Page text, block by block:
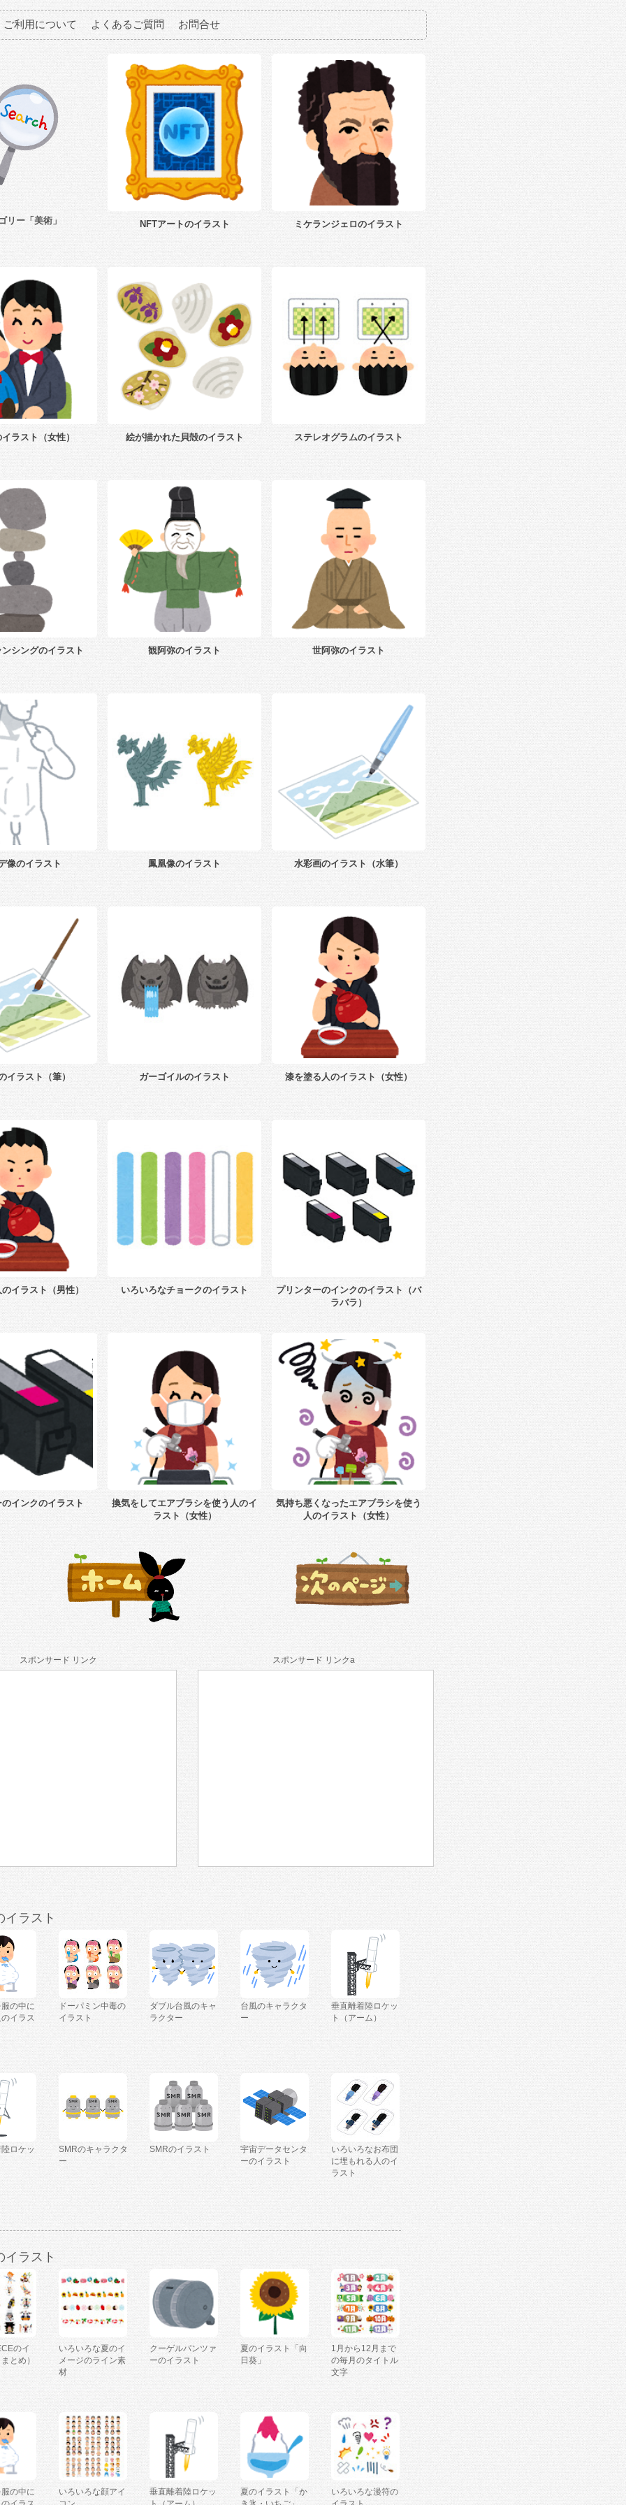
ご利用について よくあるご質問 お問合せ
リー「美術」 NFTアートのイラスト ミケランジェロのイラスト
ラスト（女性） 絵が描かれた貝殻のイラスト ステレオグラムのイラスト
シングのイラスト 観阿弥のイラスト 世阿弥のイラスト
像のイラスト 鳳凰像のイラスト 水彩画のイラスト（水筆）
イラスト（筆） ガーゴイルのイラスト 漆を塗る人のイラスト（女性）
イラスト（男性） いろいろなチョークのイラスト
プリンターのインクのイラスト（バ
ラバラ）
インクのイラスト
換気をしてエアブラシを使う人のイ
ラスト（女性）
気持ち悪くなったエアブラシを使う
人のイラスト（女性）
スポンサード リンク スポンサード リンクa
イラスト
の中に
イラス
ドーパミン中毒の
イラスト
ダブル台風のキャ
ラクター
台風のキャラクタ
ー
垂直離着陸ロケッ
ト（アーム）
ロケッ
SMRのキャラクタ
ー
SMRのイラスト
宇宙データセンタ
ーのイラスト
いろいろなお布団
に埋もれる人のイ
ラスト
イラスト
のイ
とめ）
いろいろな夏のイ
メージのライン素
材
クーゲルパンツァ
ーのイラスト
夏のイラスト「向
日葵」
1月から12月まで
の毎月のタイトル
文字
の中に
いろいろな顔アイ
垂直離着陸ロケッ
夏のイラスト「か
いろいろな漫符の